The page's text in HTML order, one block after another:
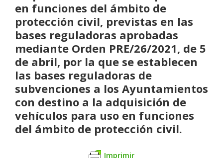
en funciones del ámbito de
protección civil, previstas en las
bases reguladoras aprobadas
mediante Orden PRE/26/2021, de 5
de abril, por la que se establecen
las bases reguladoras de
subvenciones a los Ayuntamientos
con destino a la adquisición de
vehículos para uso en funciones
del ámbito de protección civil.
Imprimir